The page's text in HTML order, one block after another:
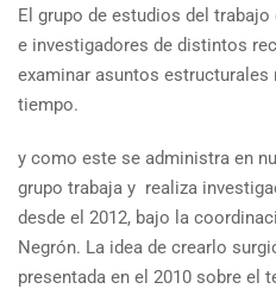
El grupo de estudios del trabajo
e investigadores de distintos
examinar asuntos estructurales
tiempo.
y como este se administra en
grupo trabaja y realiza
desde el 2012, bajo la
Negrón. La idea de crearlo
presentada en el 2010 sobre el